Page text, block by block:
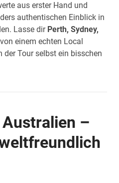
aus erster Hand und
authentischen Einblick in
Lasse dir Perth, Sydney,
von einem echten Local
Tour selbst ein bisschen
–